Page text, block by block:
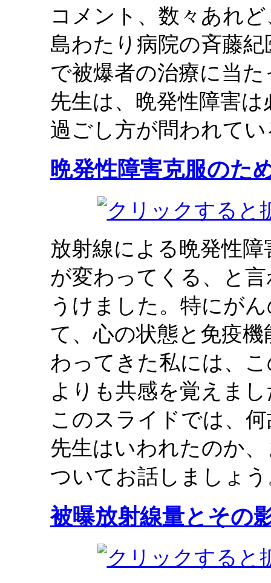
コメント、数々あれ
島わたり病院の斉藤
で被爆者の治療に当
先生は、晩発性障害
過ごし方が問われて
晩発性障害克服のた
放射線による晩発性
が変わってくる、と
うけました。特にが
て、心の状態と免疫
わってきた私には、
よりも共感を覚えま
このスライドでは、
先生はいわれたのか
ついてお話しましょ
被曝放射線量とその